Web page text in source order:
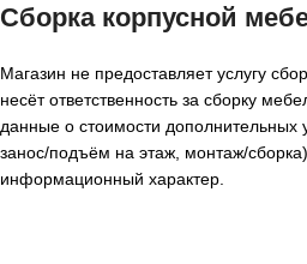
Сборка корпусной
Магазин не предоставляет услугу
несёт ответственность за сборку
данные о стоимости дополнительных
занос/подъём на этаж, монтаж/сборка)
информационный характер.